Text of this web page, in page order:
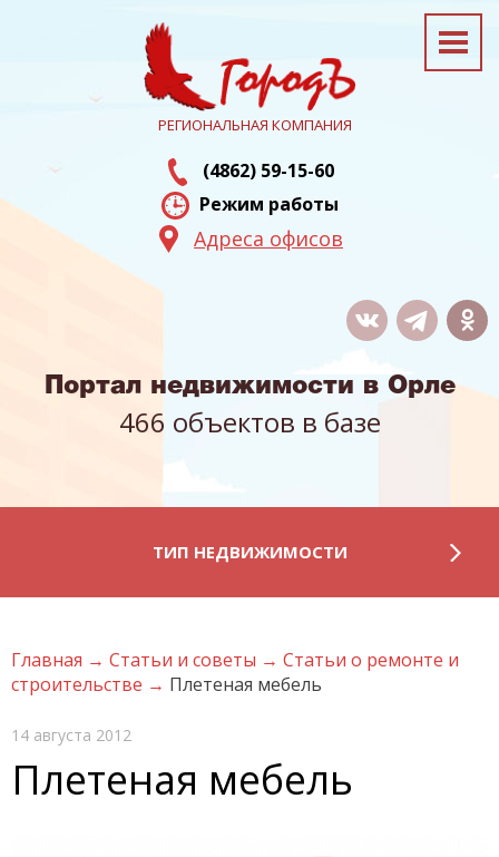
РЕГИОНАЛЬНАЯ КОМПАНИЯ
(4862) 59-15-60
Режим работы
Адреса офисов
Портал недвижимости в Орле
466 объектов в базе
ТИП НЕДВИЖИМОСТИ
Главная → Статьи и советы → Статьи о ремонте и
строительстве → Плетеная мебель
14 августа 2012
Плетеная мебель